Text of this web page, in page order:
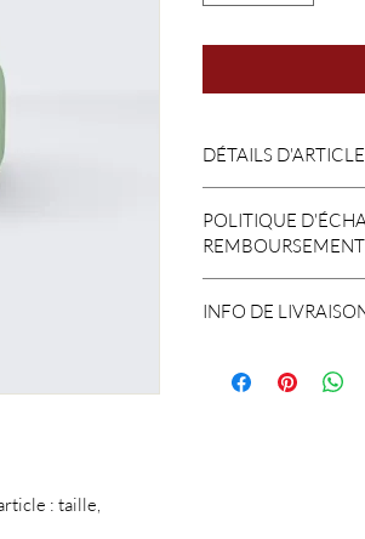
: taille,
DÉTAILS D'ARTICLE
taille, matière et
idéal pour expliquer
clients.
POLITIQUE
REMBOURSEMENT
visiteurs des
clairement vos
confiance avec vos
INFO DE
détails sur vos